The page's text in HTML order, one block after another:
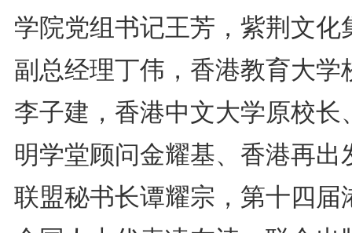
学院党组书记王芳，紫荆文化
副总经理丁伟，香港教育大学
李子建，香港中文大学原校长
明学堂顾问金耀基、香港再出
联盟秘书长谭耀宗，第十四届